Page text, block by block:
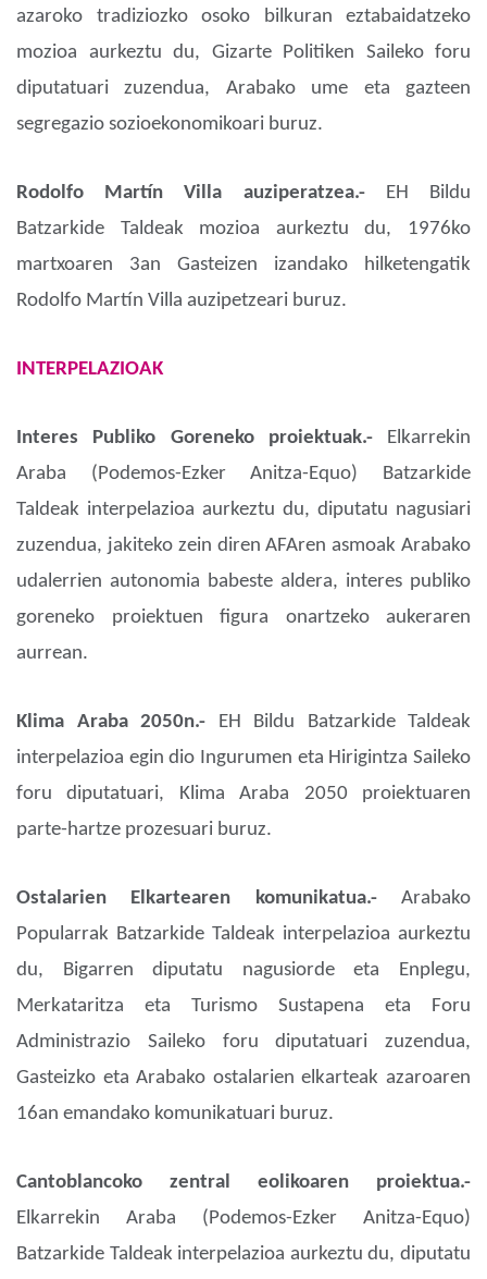
azaroko tradiziozko osoko bilkuran eztabaidatzeko
mozioa aurkeztu du, Gizarte Politiken Saileko foru
diputatuari zuzendua, Arabako ume eta gazteen
segregazio sozioekonomikoari buruz.
Rodolfo Martín Villa auziperatzea.- EH Bildu
Batzarkide Taldeak mozioa aurkeztu du, 1976ko
martxoaren 3an Gasteizen izandako hilketengatik
Rodolfo Martín Villa auzipetzeari buruz.
INTERPELAZIOAK
Interes Publiko Goreneko proiektuak.- Elkarrekin
Araba (Podemos-Ezker Anitza-Equo) Batzarkide
Taldeak interpelazioa aurkeztu du, diputatu nagusiari
zuzendua, jakiteko zein diren AFAren asmoak Arabako
udalerrien autonomia babeste aldera, interes publiko
goreneko proiektuen figura onartzeko aukeraren
aurrean.
Klima Araba 2050n.- EH Bildu Batzarkide Taldeak
interpelazioa egin dio Ingurumen eta Hirigintza Saileko
foru diputatuari, Klima Araba 2050 proiektuaren
parte-hartze prozesuari buruz.
Ostalarien Elkartearen komunikatua.-Arabako
Popularrak Batzarkide Taldeak interpelazioa aurkeztu
du, Bigarren diputatu nagusiorde eta Enplegu,
Merkataritza eta Turismo Sustapena eta Foru
Administrazio Saileko foru diputatuari zuzendua,
Gasteizko eta Arabako ostalarien elkarteak azaroaren
16an emandako komunikatuari buruz.
Cantoblancoko zentral eolikoaren proiektua.-
Elkarrekin Araba (Podemos-Ezker Anitza-Equo)
Batzarkide Taldeak interpelazioa aurkeztu du, diputatu